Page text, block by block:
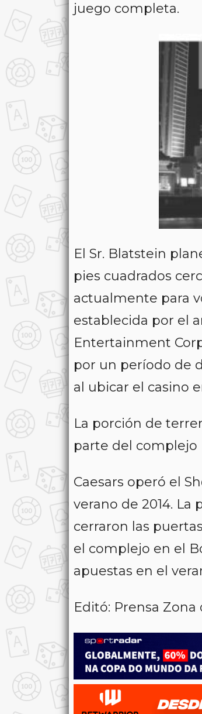
juego completa.
El Sr. Blatstein
pies cuadrados
actualmente para
establecida por el
Entertainment
por un período de
al ubicar el casino
La porción de
parte del complejo
Caesars operó el
verano de 2014.
cerraron las
el complejo en el
apuestas en el
Editó: Prensa Zona